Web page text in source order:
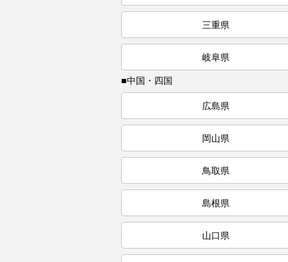
三重県
岐阜県
■中国・四国
広島県
岡山県
鳥取県
島根県
山口県